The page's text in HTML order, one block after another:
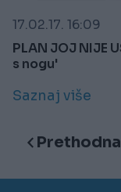
17.02.17. 16:09
PLAN JOJ NIJE
s nogu'
Saznaj više
Prethodna